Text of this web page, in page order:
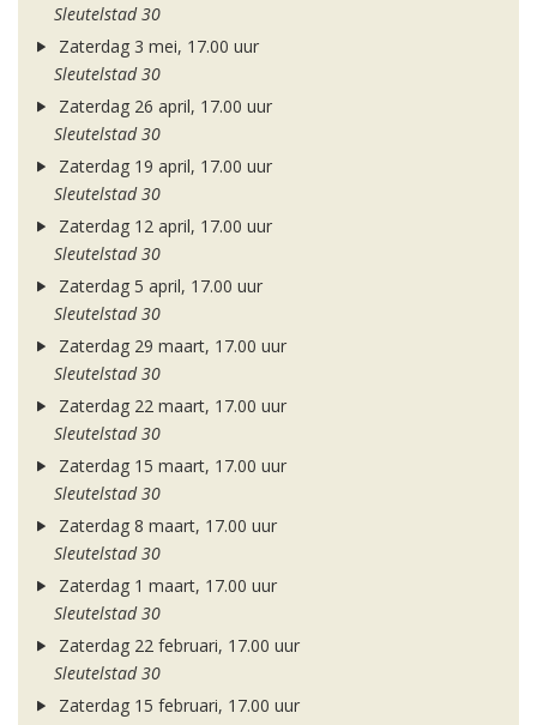
Sleutelstad 30
Zaterdag 3 mei, 17.00 uur
Sleutelstad 30
Zaterdag 26 april, 17.00 uur
Sleutelstad 30
Zaterdag 19 april, 17.00 uur
Sleutelstad 30
Zaterdag 12 april, 17.00 uur
Sleutelstad 30
Zaterdag 5 april, 17.00 uur
Sleutelstad 30
Zaterdag 29 maart, 17.00 uur
Sleutelstad 30
Zaterdag 22 maart, 17.00 uur
Sleutelstad 30
Zaterdag 15 maart, 17.00 uur
Sleutelstad 30
Zaterdag 8 maart, 17.00 uur
Sleutelstad 30
Zaterdag 1 maart, 17.00 uur
Sleutelstad 30
Zaterdag 22 februari, 17.00 uur
Sleutelstad 30
Zaterdag 15 februari, 17.00 uur